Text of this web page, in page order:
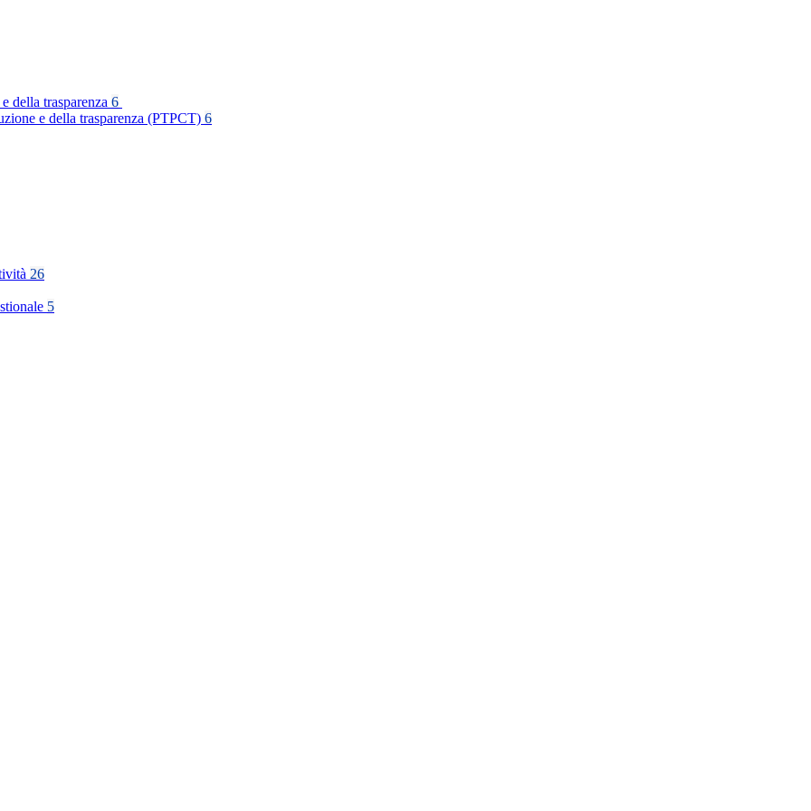
della trasparenza 6
e della trasparenza (PTPCT) 6
26
5